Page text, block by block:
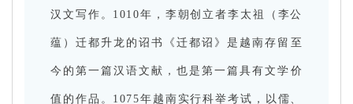
汉文写作。1010年，李朝创立者李太祖（李公
蕴）迁都升龙的诏书《迁都诏》是越南存留至
今的第一篇汉语文献，也是第一篇具有文学价
值的作品。1075年越南实行科举考试，以儒、